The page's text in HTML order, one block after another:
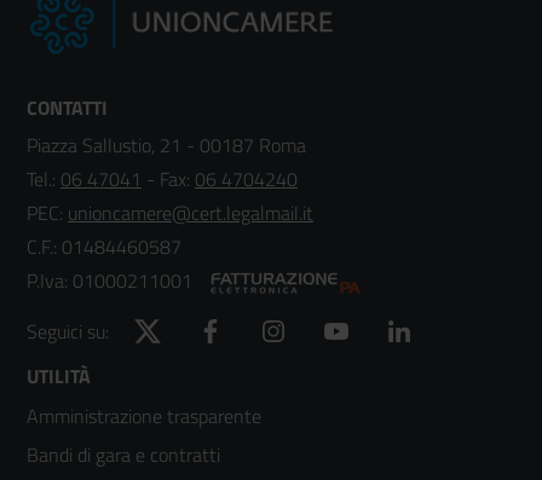
CONTATTI
Piazza Sallustio, 21 - 00187 Roma
Tel.: 06 47041 - Fax: 06 4704240
PEC: unioncamere@cert.legalmail.it
C.F.: 01484460587
P.Iva: 01000211001
Seguici su:
Twitter Facebook Instagram YouTube
Footer
menù
UTILITÀ
Amministrazione trasparente
Bandi di gara e contratti